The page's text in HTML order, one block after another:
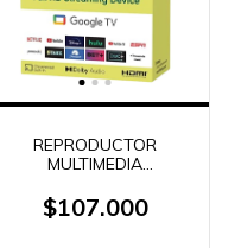
REPRODUCTOR
MULTIMEDIA
ONN ORIGINAL STICK
(NO RESTABLECER)
$107.000